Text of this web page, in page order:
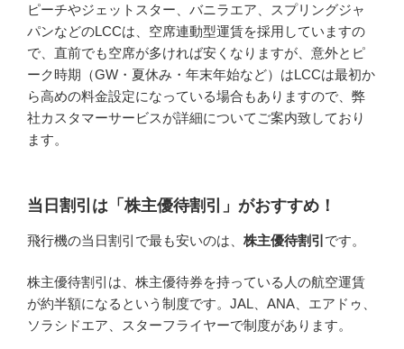
ピーチやジェットスター、バニラエア、スプリングジャ
パンなどのLCCは、空席連動型運賃を採用していますの
で、直前でも空席が多ければ安くなりますが、意外とピ
ーク時期（GW・夏休み・年末年始など）はLCCは最初か
ら高めの料金設定になっている場合もありますので、弊
社カスタマーサービスが詳細についてご案内致しており
ます。
当日割引は「株主優待割引」がおすすめ！
飛行機の当日割引で最も安いのは、 株主優待割引 です。
株主優待割引は、株主優待券を持っている人の航空運賃
が約半額になるという制度です。JAL、ANA、エアドゥ、
ソラシドエア、スターフライヤーで制度があります。